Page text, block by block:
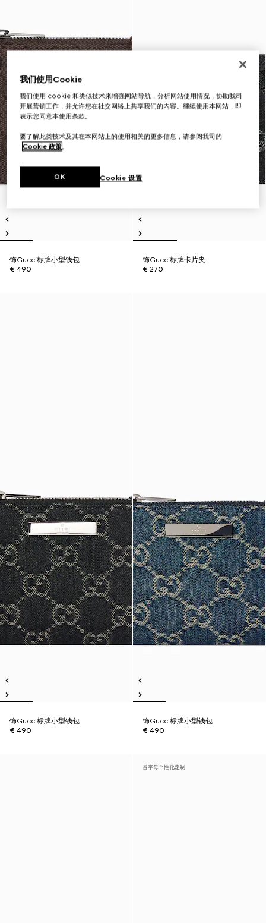
饰Gucci标牌小型钱包
€ 490
饰Gucci标牌卡片夹
€ 270
饰Gucci标牌小型钱包
€ 490
饰Gucci标牌小型钱包
€ 490
首字母个性化定制
我们使用Cookie
我们使用 cookie 和类似技术来增强网站导航，分析网站使用情况，协助我司
开展营销工作，并允许您在社交网络上共享我们的内容。继续使用本网站，即
表示您同意本使用条款。
要了解此类技术及其在本网站上的使用相关的更多信息，请参阅我司的
Cookie 政策。
Cookie 设置
OK